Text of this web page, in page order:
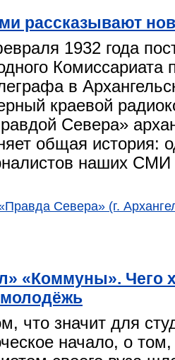
рассказывают
1932 года
Комиссариата
в
краевой
Севера»
общая история:
наших
Севера» (г.
«Коммуны». Чего
что значит для
начало, о том,